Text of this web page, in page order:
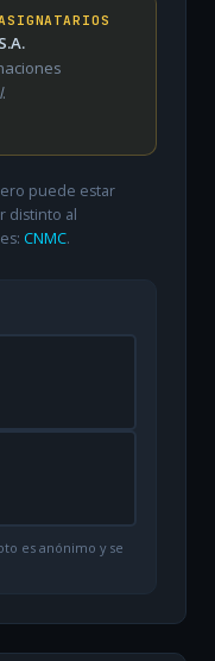
.
puede estar
distinto al
CNMC.
es anónimo y se